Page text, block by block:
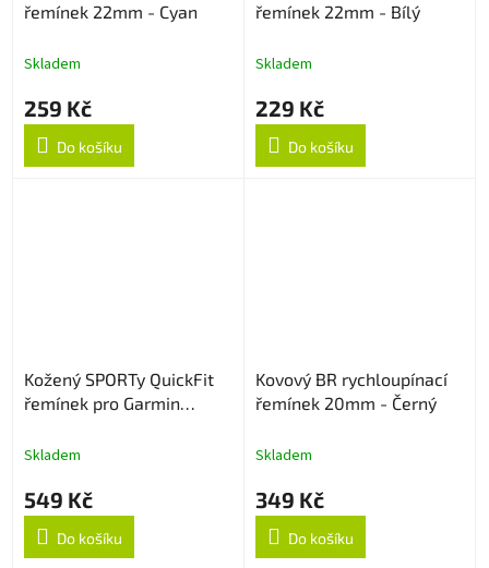
řemínek 22mm - Cyan
Skladem
259 Kč
Do košíku
řemínek 22mm - Bílý
Skladem
229 Kč
Do košíku
Kožený SPORTy QuickFit
řemínek pro Garmin
Skladem
549 Kč
Do košíku
Kovový BR rychloupínací
řemínek 20mm - Černý
Skladem
349 Kč
Do košíku